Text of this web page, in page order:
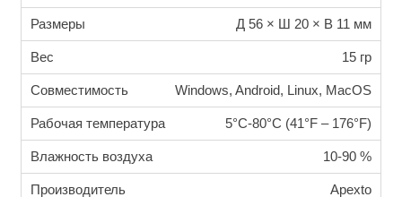
Размеры Д 56 × Ш 20 × В 11 мм
Вес 15 гр
Совместимость Windows, Android, Linux, MacOS
Рабочая температура 5°C-80°C (41°F – 176°F)
Влажность воздуха 10-90 %
Производитель Apexto